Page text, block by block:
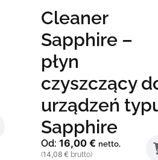
Cleaner
Sapphire –
płyn
czyszczący
urządzeń
Sapphire
Od: 16,00 € netto,
(14,08 € brutto)